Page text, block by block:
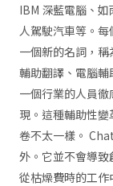
IBM 深藍電腦、
人駕駛汽車等。
一個新的名詞，
輔助翻譯、電腦
一個行業的人員
現。這種輔助性
卷不太一樣。
外。它並不會導
從枯燥費時的工作